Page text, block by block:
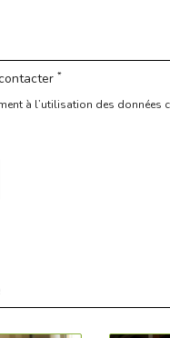
*
à l’utilisation des données